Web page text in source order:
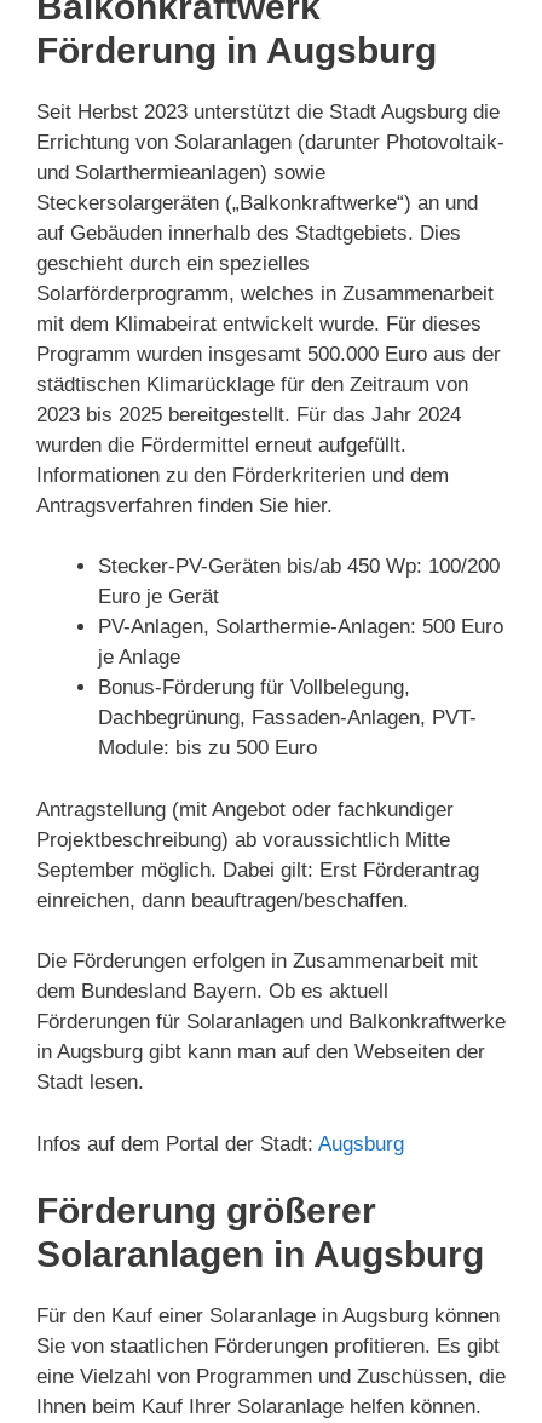
Förderung in Augsburg
Seit Herbst 2023 unterstützt die Stadt Augsburg die
Errichtung von Solaranlagen (darunter Photovoltaik-
und Solarthermieanlagen) sowie
Steckersolargeräten („Balkonkraftwerke“) an und
auf Gebäuden innerhalb des Stadtgebiets. Dies
geschieht durch ein spezielles
Solarförderprogramm, welches in Zusammenarbeit
mit dem Klimabeirat entwickelt wurde. Für dieses
Programm wurden insgesamt 500.000 Euro aus der
städtischen Klimarücklage für den Zeitraum von
2023 bis 2025 bereitgestellt. Für das Jahr 2024
wurden die Fördermittel erneut aufgefüllt.
Informationen zu den Förderkriterien und dem
Antragsverfahren finden Sie hier.
Stecker-PV-Geräten bis/ab 450 Wp: 100/200
Euro je Gerät
PV-Anlagen, Solarthermie-Anlagen: 500 Euro
je Anlage
Bonus-Förderung für Vollbelegung,
Dachbegrünung, Fassaden-Anlagen, PVT-
Module: bis zu 500 Euro
Antragstellung (mit Angebot oder fachkundiger
Projektbeschreibung) ab voraussichtlich Mitte
September möglich. Dabei gilt: Erst Förderantrag
einreichen, dann beauftragen/beschaffen.
Die Förderungen erfolgen in Zusammenarbeit mit
dem Bundesland Bayern. Ob es aktuell
Förderungen für Solaranlagen und Balkonkraftwerke
in Augsburg gibt kann man auf den Webseiten der
Stadt lesen.
Infos auf dem Portal der Stadt: Augsburg
Förderung größerer
Solaranlagen in Augsburg
Für den Kauf einer Solaranlage in Augsburg können
Sie von staatlichen Förderungen profitieren. Es gibt
eine Vielzahl von Programmen und Zuschüssen, die
Ihnen beim Kauf Ihrer Solaranlage helfen können.